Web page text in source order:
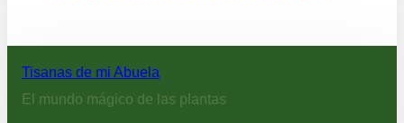
Tisanas de mi Abuela
El mundo mágico de las plantas